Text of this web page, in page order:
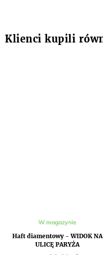
Haft diamentowy - WIDOK NA
ULICĘ PARYŻA
W magazynie